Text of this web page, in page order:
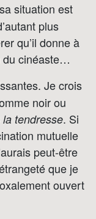
situation est
plus
qu’il donne à
du cinéaste…
Je crois
noir ou
la tendresse. Si
mutuelle
peut-être
que je
ouvert